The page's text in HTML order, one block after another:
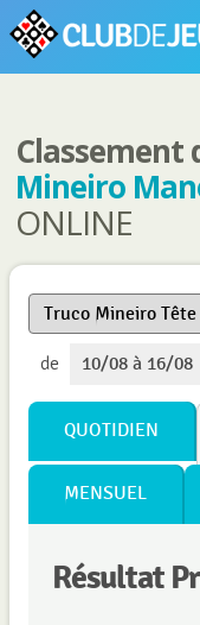
CLASSEMENTS
TOURNOIS
AIDE
PASSEPORT
Langue du
Classement
Mineiro
ONLINE
de 10/08 à 16/08
QUOTIDIEN
MENSUEL
Résultat